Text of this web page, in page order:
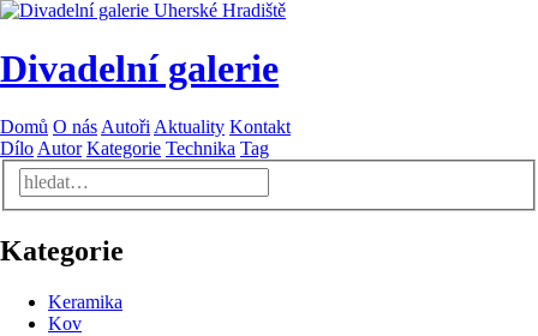
Divadelní galerie
Domů O nás Autoři Aktuality Kontakt
Dílo Autor Kategorie Technika Tag
Kategorie
Keramika
Kov